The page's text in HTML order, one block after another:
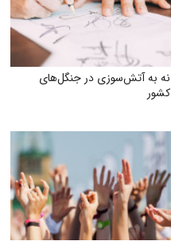
نه به آتش‌سوزی در جنگل‌های
کشور